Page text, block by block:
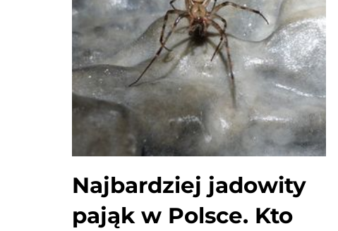
Najbardziej jadowity
pająk w Polsce. Kto